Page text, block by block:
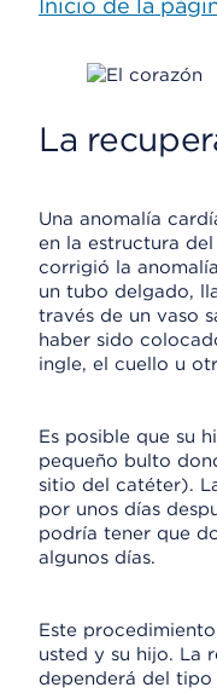
Inicio de la
La
Una anomalía
en la estructura
corrigió la
un tubo delgado,
través de un vaso
haber sido
ingle, el cuello u
Es posible que su
pequeño bulto
sitio del catéter).
por unos días
podría tener que
algunos días.
Este
usted y su hijo. La
dependerá del